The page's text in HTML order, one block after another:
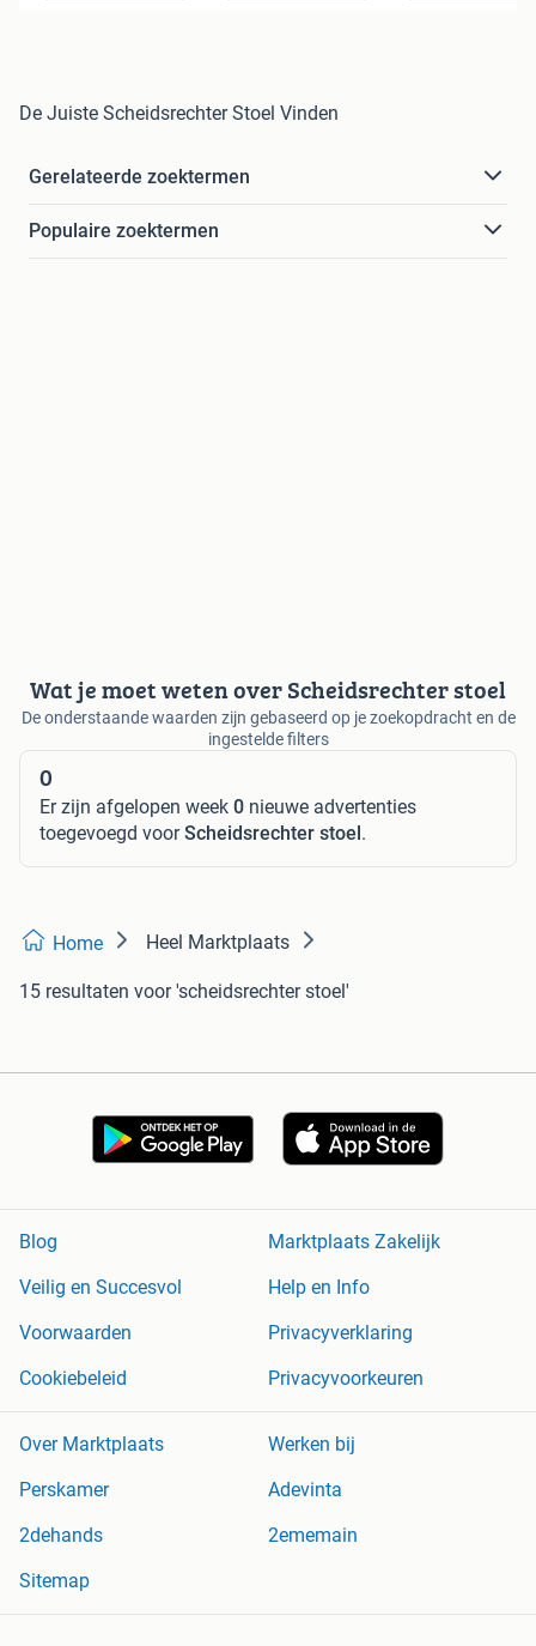
De Juiste Scheidsrechter Stoel Vinden
Gerelateerde zoektermen
Populaire zoektermen
Wat je moet weten over Scheidsrechter stoel
De onderstaande waarden zijn gebaseerd op je zoekopdracht en de
ingestelde filters
0
Er zijn afgelopen week 0 nieuwe advertenties
toegevoegd voorScheidsrechter stoel.
Home Heel Marktplaats
15 resultaten voor 'scheidsrechter stoel'
Blog
Marktplaats Zakelijk
Veilig en Succesvol
Help en Info
Voorwaarden
Privacyverklaring
Cookiebeleid
Privacyvoorkeuren
Over Marktplaats
Werken bij
Perskamer
Adevinta
2dehands
2ememain
Sitemap